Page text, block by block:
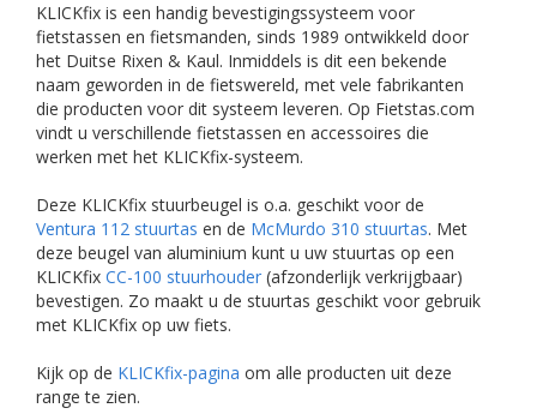
KLICKfix is een handig bevestigingssysteem voor
fietstassen en fietsmanden, sinds 1989 ontwikkeld door
het Duitse Rixen & Kaul. Inmiddels is dit een bekende
naam geworden in de fietswereld, met vele fabrikanten
die producten voor dit systeem leveren. Op Fietstas.com
vindt u verschillende fietstassen en accessoires die
werken met het KLICKfix-systeem.
Deze KLICKfix stuurbeugel is o.a. geschikt voor de
Ventura 112 stuurtas en de McMurdo 310 stuurtas. Met
deze beugel van aluminium kunt u uw stuurtas op een
KLICKfix CC-100 stuurhouder (afzonderlijk verkrijgbaar)
bevestigen. Zo maakt u de stuurtas geschikt voor gebruik
met KLICKfix op uw fiets.
Kijk op de KLICKfix-pagina om alle producten uit deze
range te zien.